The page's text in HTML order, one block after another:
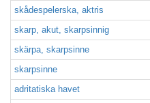
skådespelerska, aktris
skarp, akut, skarpsinnig
skärpa, skarpsinne
skarpsinne
adritatiska havet